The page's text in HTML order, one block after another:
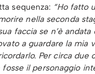
sequenza: “Ho fatto
nella seconda
faccia se n’è
a guardare la mia
Per circa due
il personaggio